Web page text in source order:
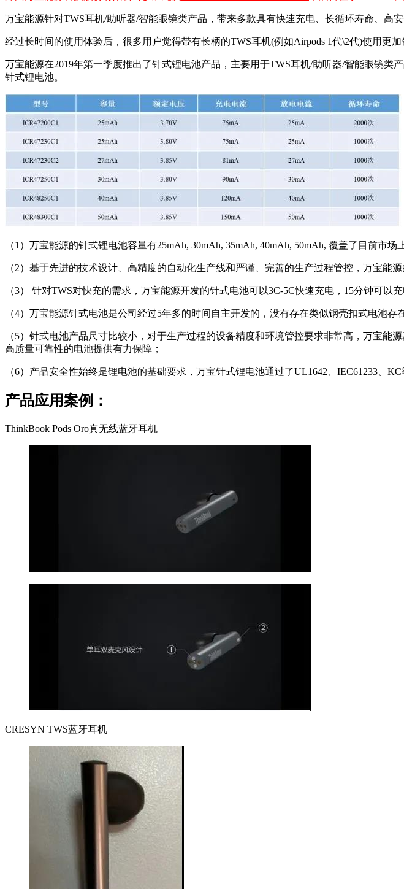
万宝能源针对TWS耳机/助听器/智能眼镜类产品，带来多款具有快速充电、长循环寿命、高
经过长时间的使用体验后，很多用户觉得带有长柄的TWS耳机(例如Airpods 1代\2代)使用更
万宝能源在2019年第一季度推出了针式锂电池产品，主要用于TWS耳机/助听器/智能眼镜
针式锂电池。
（1）万宝能源的针式锂电池容量有25mAh, 30mAh, 35mAh, 40mAh, 50mAh, 覆盖了目前市
（2）基于先进的技术设计、高精度的自动化生产线和严谨、完善的生产过程管控，万宝能
（3） 针对TWS对快充的需求，万宝能源开发的针式电池可以3C-5C快速充电，15分钟可以充
（4）万宝能源针式电池是公司经过5年多的时间自主开发的，没有存在类似钢壳扣式电池存
（5）针式电池产品尺寸比较小，对于生产过程的设备精度和环境管控要求非常高，万宝
高质量可靠性的电池提供有力保障；
（6）产品安全性始终是锂电池的基础要求，万宝针式锂电池通过了UL1642、IEC61233、KC
产品应用案例：
ThinkBook Pods Oro真无线蓝牙耳机
CRESYN TWS蓝牙耳机